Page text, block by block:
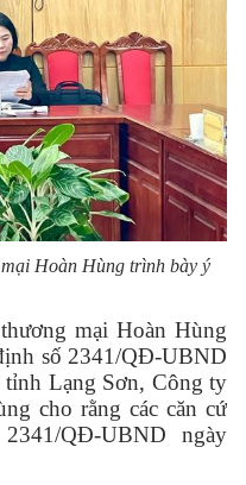
Hoàn Hùng trình bày ý
mại Hoàn Hùng
số 2341/QĐ-UBND
Lạng Sơn, Công ty
cho rằng các căn cứ
QĐ-UBND ngày